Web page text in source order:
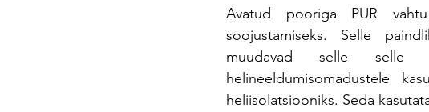
Avatud pooriga PUR
soojustamiseks. Selle
muudavad selle selle
helineeldumisomadustele
heliisolatsiooniks. Seda